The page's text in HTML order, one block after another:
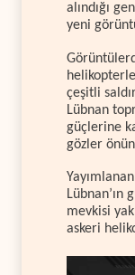
alındığı
yeni
çeşitli
Lübnan
güçlerine
gözler
Lübnan’ın
mevkisi
askeri